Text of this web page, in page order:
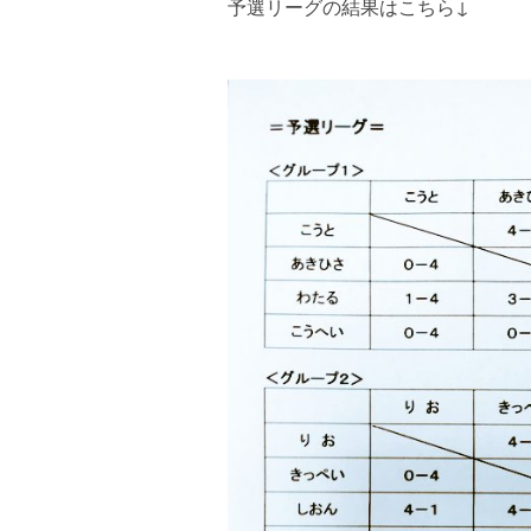
予選リーグの結果はこちら↓